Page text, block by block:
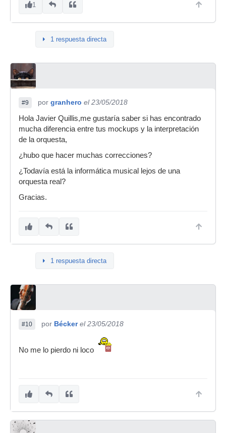
1
1 respuesta directa
#9 por granhero el 23/05/2018
Hola Javier Quillis,me gustaría saber si has encontrado
mucha diferencia entre tus mockups y la interpretación
de la orquesta,
¿hubo que hacer muchas correcciones?
¿Todavía está la informática musical lejos de una
orquesta real?
Gracias.
1 respuesta directa
#10 por Bécker el 23/05/2018
No me lo pierdo ni loco